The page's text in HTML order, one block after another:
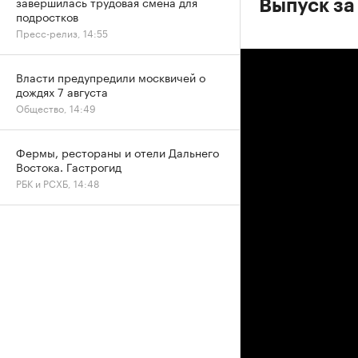
Выпуск
подростков
Пресс-релиз, 14:55
Власти предупредили москвичей о
дождях 7 августа
Общество, 14:49
Фермы, рестораны и отели Дальнего
Востока. Гастрогид
РБК и РСХБ, 14:48